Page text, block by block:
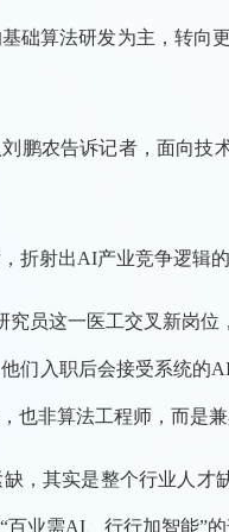
础算法研发为主，转向
鹏农告诉记者，面向技
折射出AI产业竞争逻辑
究员这一医工交叉新岗
们入职后会接受系统的
也非算法工程师，而是
，其实是整个行业人
百业需AI、行行加智能”